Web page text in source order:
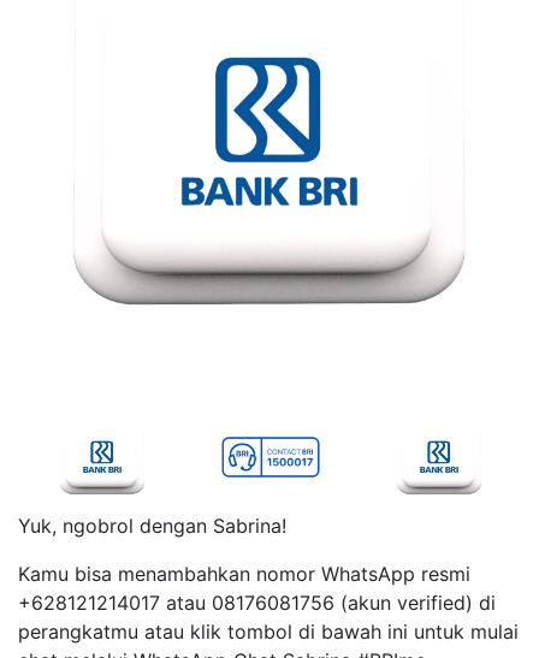
Yuk, ngobrol dengan Sabrina!
Kamu bisa menambahkan nomor WhatsApp resmi
+628121214017 atau 08176081756 (akun verified) di
perangkatmu atau klik tombol di bawah ini untuk mulai